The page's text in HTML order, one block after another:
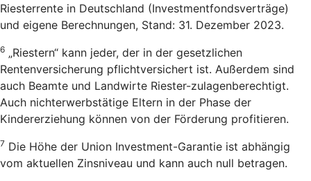
Riesterrente in Deutschland (Investmentfondsverträge)
und eigene Berechnungen, Stand: 31. Dezember 2023.
6 „Riestern“ kann jeder, der in der gesetzlichen
Rentenversicherung pflichtversichert ist. Außerdem sind
auch Beamte und Landwirte Riester-zulagenberechtigt.
Auch nichterwerbstätige Eltern in der Phase der
Kindererziehung können von der Förderung profitieren.
7 Die Höhe der Union Investment-Garantie ist abhängig
vom aktuellen Zinsniveau und kann auch null betragen.